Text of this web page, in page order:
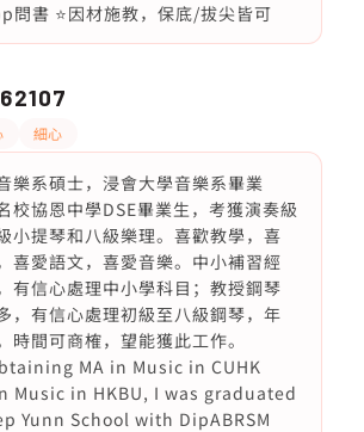
問書 ⭐️因材施教，保底/拔尖皆可
62107
細心
樂系碩士，浸會大學音樂系畢業
校協恩中學DSE畢業生，考獲演奏級
小提琴和八級樂理。喜歡教學，喜
喜愛語文，喜愛音樂。中小補習經
有信心處理中小學科目；教授鋼琴
，有信心處理初級至八級鋼琴，年
時間可商榷，望能獲此工作。
MA in Music in CUHK
Music in HKBU, I was graduated
Yunn School with DipABRSM